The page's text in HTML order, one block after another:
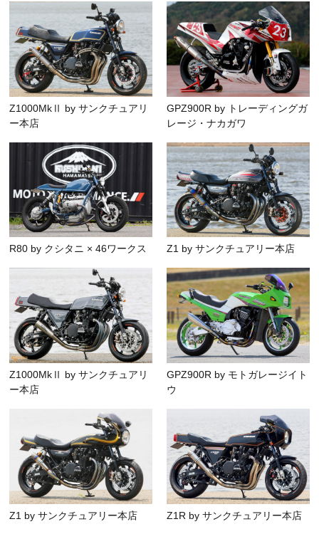
Z1000MkⅡ by サンクチュアリ
ー本店
GPZ900R by トレーディングガ
レージ・ナカガワ
R80 by クシタニ × 46ワークス Z1 by サンクチュアリー本店
Z1000MkⅡ by サンクチュアリ
ー本店
GPZ900R by モトガレージイト
ウ
Z1 by サンクチュアリー本店 Z1R by サンクチュアリー本店